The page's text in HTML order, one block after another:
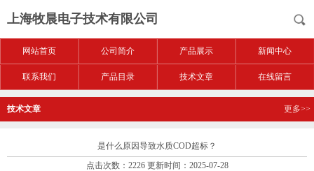
上海牧晨电子技术有限公司
网站首页 公司简介 产品展示 新闻中心
联系我们 产品目录 技术文章 在线留言
技术文章 更多>>
是什么原因导致水质COD超标？
点击次数：2226 更新时间：2025-07-28